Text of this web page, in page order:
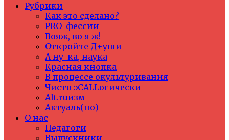
Рубрики
Как это сделано?
PRO-фессии
Вояж, во я ж!
Откройте Д+уши
А ну-ка, наука
Красная кнопка
В процессе окультуривания
Чисто эCALLогически
Alt.ruизм
Актуаль(но)
О нас
Педагоги
Выпускники